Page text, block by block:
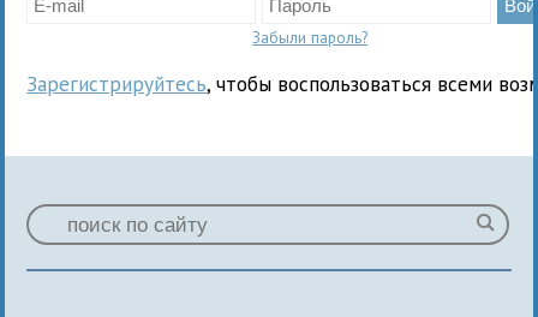
Забыли пароль?
Зарегистрируйтесь, чтобы воспользоваться всеми